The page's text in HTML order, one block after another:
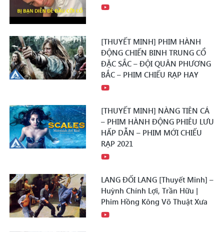
[THUYẾT MINH] PHIM HÀNH
ĐỘNG CHIẾN BINH TRUNG CỔ
ĐẶC SẮC – ĐỘI QUÂN PHƯƠNG
BẮC – PHIM CHIẾU RẠP HAY
[THUYẾT MINH] NÀNG TIÊN CÁ
– PHIM HÀNH ĐỘNG PHIÊU LƯU
HẤP DẪN – PHIM MỚI CHIẾU
RẠP 2021
LANG ĐỐI LANG [Thuyết Minh] –
Huỳnh Chính Lợi, Trần Hữu |
Phim Hồng Kông Võ Thuật Xưa